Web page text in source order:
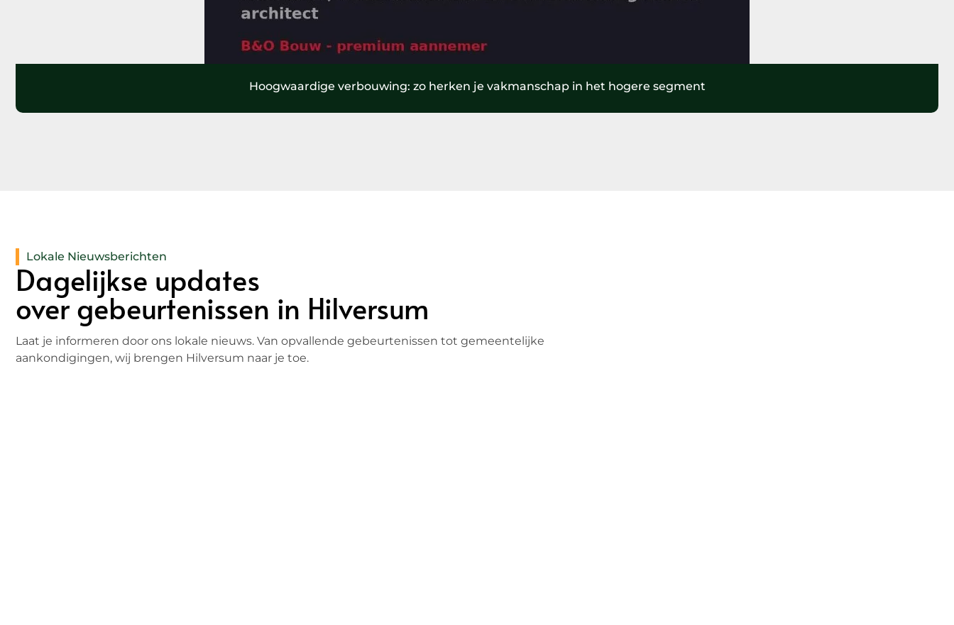
Hoogwaardige verbouwing: zo herken je vakmanschap in het hogere segment
Lokale Nieuwsberichten
Dagelijkse updates
over gebeurtenissen in Hilversum
Laat je informeren door ons lokale nieuws. Van opvallende gebeurtenissen tot gemeentelijke
aankondigingen, wij brengen Hilversum naar je toe.